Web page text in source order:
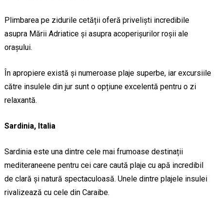
Plimbarea pe zidurile cetății oferă priveliști incredibile
asupra Mării Adriatice și asupra acoperișurilor roșii ale
orașului.
În apropiere există și numeroase plaje superbe, iar excursiile
către insulele din jur sunt o opțiune excelentă pentru o zi
relaxantă.
Sardinia, Italia
Sardinia este una dintre cele mai frumoase destinații
mediteraneene pentru cei care caută plaje cu apă incredibil
de clară și natură spectaculoasă. Unele dintre plajele insulei
rivalizează cu cele din Caraibe.